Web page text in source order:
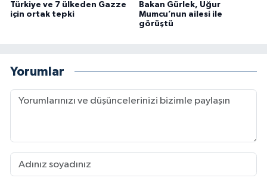
Türkiye ve 7 ülkeden Gazze
için ortak tepki
Bakan Gürlek, Uğur
Mumcu’nun ailesi ile
görüştü
Yorumlar